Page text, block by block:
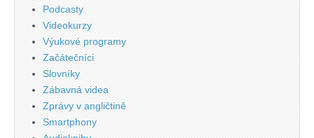
Podcasty
Videokurzy
Výukové programy
Začátečníci
Slovníky
Zábavná videa
Zprávy v angličtině
Smartphony